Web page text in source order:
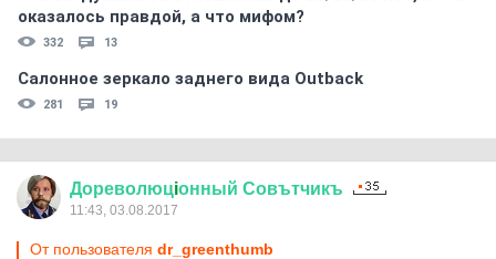
оказалось правдой, а что мифом?
332 13
Салонное зеркало заднего вида Outback
281 19
Дореволюцiонный Совътчикъ
11:43, 03.08.2017
От пользователя dr_greenthumb